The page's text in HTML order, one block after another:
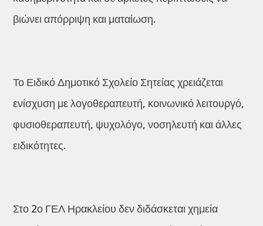
βιώνει απόρριψη και ματαίωση.
Το Ειδικό Δημοτικό Σχολείο Σητείας χρειάζεται
ενίσχυση με λογοθεραπευτή, κοινωνικό λειτουργό,
φυσιοθεραπευτή, ψυχολόγο, νοσηλευτή και άλλες
ειδικότητες.
Στο 2ο ΓΕΛ Ηρακλείου δεν διδάσκεται χημεία